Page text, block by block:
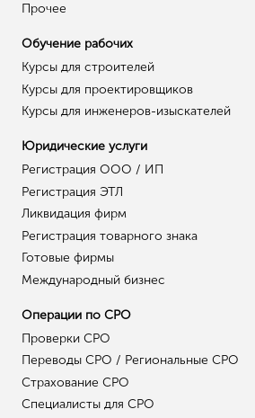
Прочее
Обучение рабочих
Курсы для строителей
Курсы для проектировщиков
Курсы для инженеров-изыскателей
Юридические услуги
Регистрация ООО / ИП
Регистрация ЭТЛ
Ликвидация фирм
Регистрация товарного знака
Готовые фирмы
Международный бизнес
Операции по СРО
Проверки СРО
Переводы СРО / Региональные СРО
Страхование СРО
Специалисты для СРО